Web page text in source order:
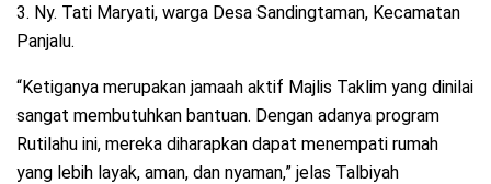
3. Ny. Tati Maryati, warga Desa Sandingtaman, Kecamatan
Panjalu.
“Ketiganya merupakan jamaah aktif Majlis Taklim yang dinilai
sangat membutuhkan bantuan. Dengan adanya program
Rutilahu ini, mereka diharapkan dapat menempati rumah
yang lebih layak, aman, dan nyaman,” jelas Talbiyah